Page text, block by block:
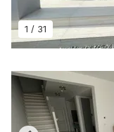
1 / 31